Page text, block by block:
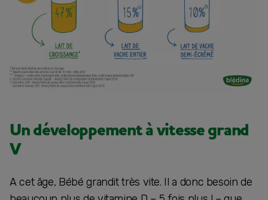
Un développement à vitesse grand
V
A cet âge, Bébé grandit très vite. Il a donc besoin de